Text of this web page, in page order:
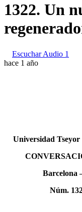
1322. Un
Escuchar Audio 1
hace 1 año
Universidad
Barcelona
Núm.